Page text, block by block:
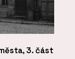
3. část